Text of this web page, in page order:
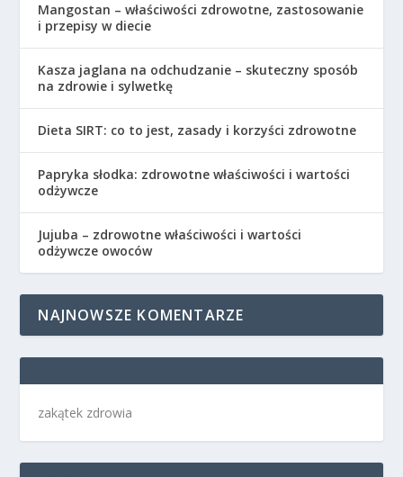
Mangostan – właściwości zdrowotne, zastosowanie
i przepisy w diecie
Kasza jaglana na odchudzanie – skuteczny sposób
na zdrowie i sylwetkę
Dieta SIRT: co to jest, zasady i korzyści zdrowotne
Papryka słodka: zdrowotne właściwości i wartości
odżywcze
Jujuba – zdrowotne właściwości i wartości
odżywcze owoców
NAJNOWSZE KOMENTARZE
zakątek zdrowia